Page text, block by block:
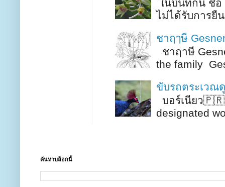
ในบันทึกนี้ ชื่อ
ไม่ได้รับการยื
ชาฤๅษี
ชาฤาษี
the family
ขับรถตระเวณ
บอร์เนียว🇵🇷
designated
ค้นหาบล็อกนี้